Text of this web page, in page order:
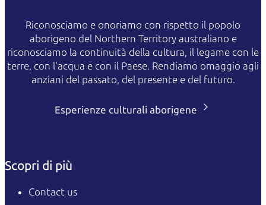
Riconosciamo e onoriamo con rispetto il popolo
aborigeno del Northern Territory australiano e
riconosciamo la continuità della cultura, il legame con le
terre, con l'acqua e con il Paese. Rendiamo omaggio agli
anziani del passato, del presente e del futuro.
Esperienze culturali aborigene
Scopri di più
Contact us